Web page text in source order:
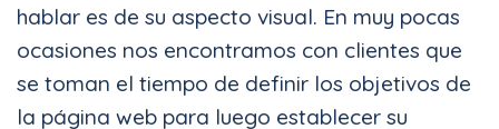
hablar es de su aspecto visual. En muy pocas
ocasiones nos encontramos con clientes que
se toman el tiempo de definir los objetivos de
la página web para luego establecer su